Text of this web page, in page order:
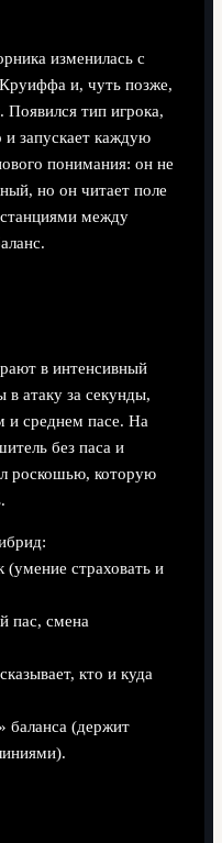
изменилась с
и, чуть позже,
Появился тип игрока,
и запускает каждую
понимания: он не
но он читает поле
между
в интенсивный
в атаку за секунды,
и среднем пасе. На
без паса и
роскошью, которую
страховать и
пас, смена
кто и куда
баланса (держит